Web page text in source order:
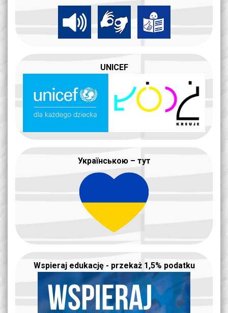
UNICEF
Українською – тут
Wspieraj edukację - przekaż 1,5% podatku